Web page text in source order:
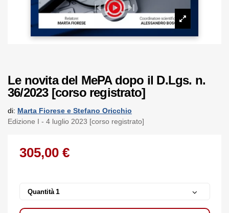
Le novita del MePA dopo il D.Lgs. n.
36/2023 [corso registrato]
di: Marta Fiorese e Stefano Oricchio
Edizione I - 4 luglio 2023 [corso registrato]
305,00 €
Quantità